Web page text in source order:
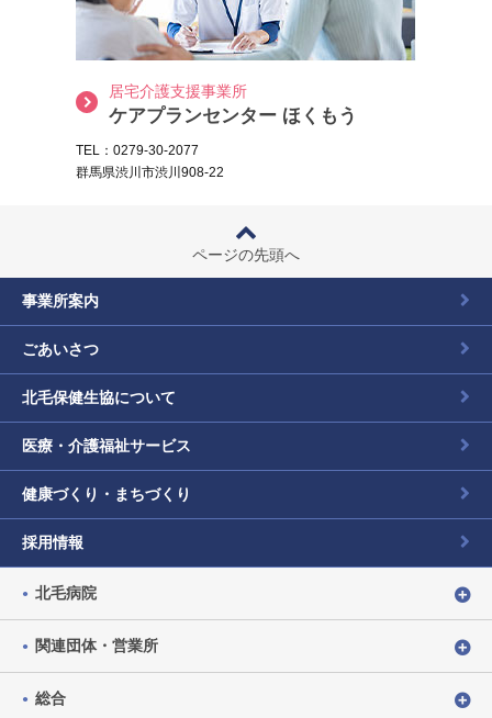
居宅介護支援事業所
ケアプランセンター ほくもう
TEL：0279-30-2077
群馬県渋川市渋川908-22
ページの先頭へ
事業所案内
ごあいさつ
北毛保健生協について
医療・介護福祉サービス
健康づくり・まちづくり
採用情報
北毛病院
関連団体・営業所
総合